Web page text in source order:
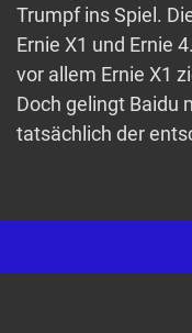
Trumpf ins Spiel.
Ernie X1 und Ernie
vor allem Ernie X1
Doch gelingt Baidu
tatsächlich der